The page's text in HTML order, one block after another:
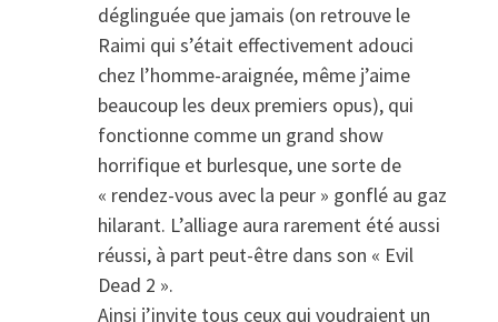
déglinguée que jamais (on retrouve le
Raimi qui s’était effectivement adouci
chez l’homme-araignée, même j’aime
beaucoup les deux premiers opus), qui
fonctionne comme un grand show
horrifique et burlesque, une sorte de
« rendez-vous avec la peur » gonflé au gaz
hilarant. L’alliage aura rarement été aussi
réussi, à part peut-être dans son « Evil
Dead 2 ».
Ainsi j’invite tous ceux qui voudraient un